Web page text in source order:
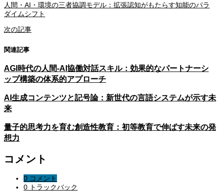
人間・AI・環境の三者協調モデル：拡張認知がもたらす知能のパラ
ダイムシフト
次の記事
関連記事
AGI時代の人間-AI協働対話スキル：効果的なパートナーシ
ップ構築の体系的アプローチ
AI生成コンテンツと記号論：新世代の言語システムが示す未
来
量子的思考力を育む創造性教育：初等教育で伸ばす未来の発
想力
コメント
0 コメント
0 トラックバック